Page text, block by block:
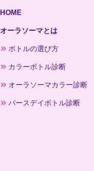
HOME
オーラソーマとは
ボトルの選び方
カラーボトル診断
オーラソーマカラー診断
バースデイボトル診断